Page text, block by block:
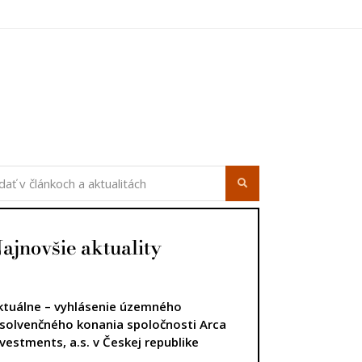
aktuality
– vyhlásenie územného
konania spoločnosti Arca
a.s. v Českej republike